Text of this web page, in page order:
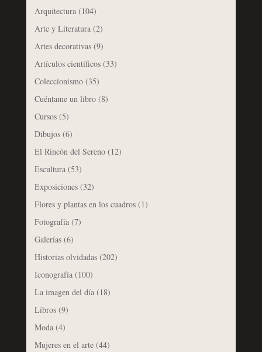
Arquitectura(104)
Arte y Literatura(2)
Artes decorativas(9)
Artículos científicos(33)
Coleccionismo(35)
Cuéntame un libro(8)
Cursos(5)
Dibujos(6)
El Rincón del Sereno(12)
Escultura(53)
Exposiciones(32)
Flores y plantas en los cuadros(1)
Fotografía(7)
Galerías(6)
Historias olvidadas(202)
Iconografía(100)
La imagen del día(18)
Libros(9)
Moda(4)
Mujeres en el arte(44)